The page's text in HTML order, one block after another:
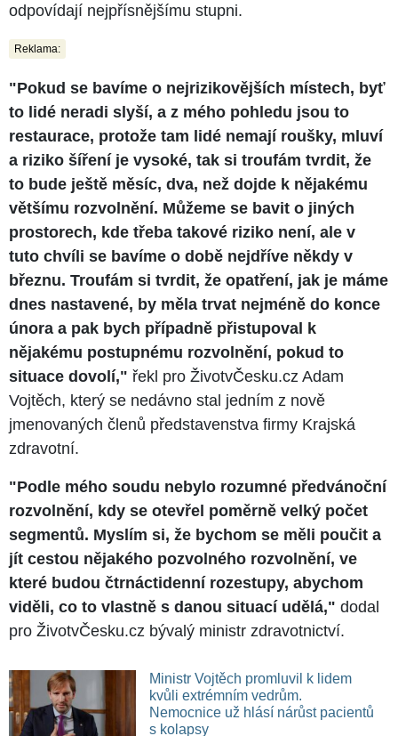
odpovídají nejpřísnějšímu stupni.
Reklama:
"Pokud se bavíme o nejrizikovějších místech, byť
to lidé neradi slyší, a z mého pohledu jsou to
restaurace, protože tam lidé nemají roušky, mluví
a riziko šíření je vysoké, tak si troufám tvrdit, že
to bude ještě měsíc, dva, než dojde k nějakému
většímu rozvolnění. Můžeme se bavit o jiných
prostorech, kde třeba takové riziko není, ale v
tuto chvíli se bavíme o době nejdříve někdy v
březnu. Troufám si tvrdit, že opatření, jak je máme
dnes nastavené, by měla trvat nejméně do konce
února a pak bych případně přistupoval k
nějakému postupnému rozvolnění, pokud to
situace dovolí," řekl pro ŽivotvČesku.cz Adam
Vojtěch, který se nedávno stal jedním z nově
jmenovaných členů představenstva firmy Krajská
zdravotní.
"Podle mého soudu nebylo rozumné předvánoční
rozvolnění, kdy se otevřel poměrně velký počet
segmentů. Myslím si, že bychom se měli poučit a
jít cestou nějakého pozvolného rozvolnění, ve
které budou čtrnáctidenní rozestupy, abychom
viděli, co to vlastně s danou situací udělá," dodal
pro ŽivotvČesku.cz bývalý ministr zdravotnictví.
Ministr Vojtěch promluvil k lidem
kvůli extrémním vedrům.
Nemocnice už hlásí nárůst pacientů
s kolapsy